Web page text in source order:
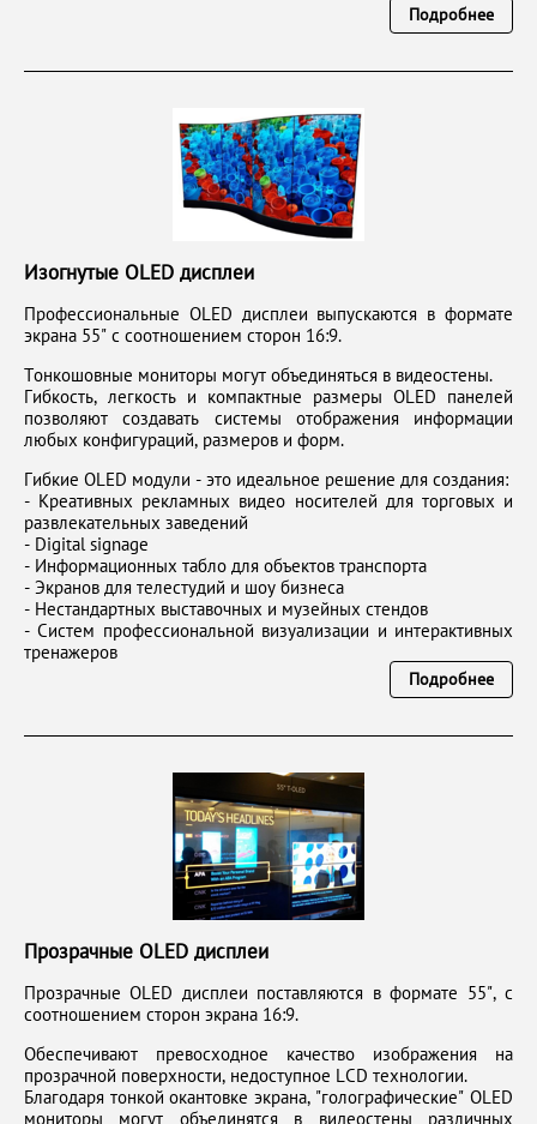
Подробнее
Изогнутые OLED дисплеи
Профессиональные OLED дисплеи выпускаются в формате
экрана 55" с соотношением сторон 16:9.
Тонкошовные мониторы могут объединяться в видеостены.
Гибкость, легкость и компактные размеры OLED панелей
позволяют создавать системы отображения информации
любых конфигураций, размеров и форм.
Гибкие OLED модули - это идеальное решение для создания:
- Креативных рекламных видео носителей для торговых и
развлекательных заведений
- Digital signage
- Информационных табло для объектов транспорта
- Экранов для телестудий и шоу бизнеса
- Нестандартных выставочных и музейных стендов
- Систем профессиональной визуализации и интерактивных
тренажеров
Подробнее
Прозрачные OLED дисплеи
Прозрачные OLED дисплеи поставляются в формате 55", с
соотношением сторон экрана 16:9.
Обеспечивают превосходное качество изображения на
прозрачной поверхности, недоступное LCD технологии.
Благодаря тонкой окантовке экрана, "голографические" OLED
мониторы могут объединятся в видеостены различных